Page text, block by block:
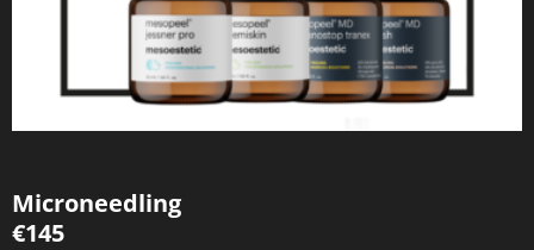
Microneedling
€145